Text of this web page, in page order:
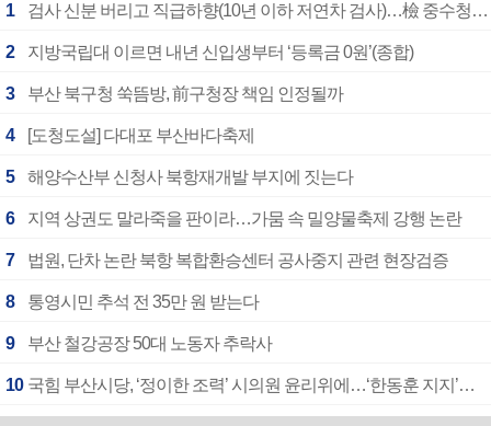
1 검사 신분 버리고 직급하향(10년 이하 저연차 검사)…檢 중수청행 기피
2 지방국립대 이르면 내년 신입생부터 ‘등록금 0원’(종합)
3 부산 북구청 쑥뜸방, 前구청장 책임 인정될까
4 [도청도설] 다대포 부산바다축제
5 해양수산부 신청사 북항재개발 부지에 짓는다
6 지역 상권도 말라죽을 판이라…가뭄 속 밀양물축제 강행 논란
7 법원, 단차 논란 북항 복합환승센터 공사중지 관련 현장검증
8 통영시민 추석 전 35만 원 받는다
9 부산 철강공장 50대 노동자 추락사
10 국힘 부산시당, ‘정이한 조력’ 시의원 윤리위에…‘한동훈 지지’도 신고접수